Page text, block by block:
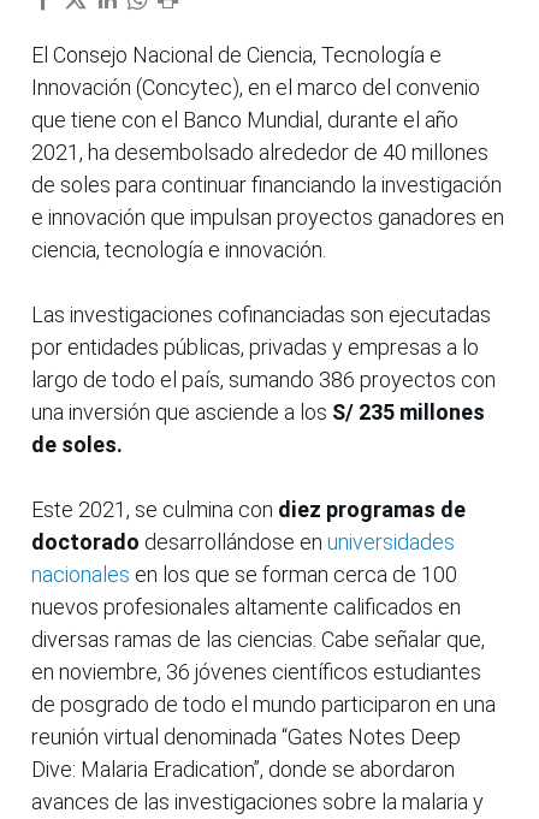
El Consejo Nacional de Ciencia, Tecnología e
Innovación (Concytec), en el marco del convenio
que tiene con el Banco Mundial, durante el año
2021, ha desembolsado alrededor de 40 millones
de soles para continuar financiando la investigación
e innovación que impulsan proyectos ganadores en
ciencia, tecnología e innovación.
Las investigaciones cofinanciadas son ejecutadas
por entidades públicas, privadas y empresas a lo
largo de todo el país, sumando 386 proyectos con
una inversión que asciende a los S/ 235 millones
de soles.
Este 2021, se culmina con diez programas de
doctorado desarrollándose en universidades
nacionales en los que se forman cerca de 100
nuevos profesionales altamente calificados en
diversas ramas de las ciencias. Cabe señalar que,
en noviembre, 36 jóvenes científicos estudiantes
de posgrado de todo el mundo participaron en una
reunión virtual denominada “Gates Notes Deep
Dive: Malaria Eradication”, donde se abordaron
avances de las investigaciones sobre la malaria y